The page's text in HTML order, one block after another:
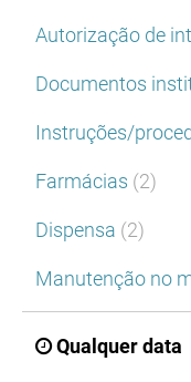
Autorização de
Documentos
Instruções/
Farmácias (2)
Dispensa (2)
Manutenção no
Qualquer data